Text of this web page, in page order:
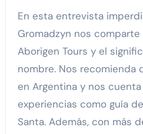
En esta entrevista
Gromadzyn nos
Aborigen Tours y el
nombre. Nos recomienda
en Argentina y nos
experiencias como guía
Santa. Además, con más